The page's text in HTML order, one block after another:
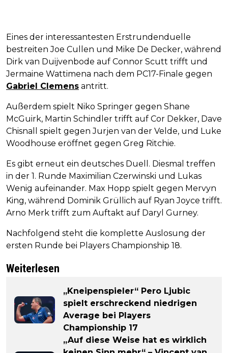
Eines der interessantesten Erstrundenduelle
bestreiten Joe Cullen und Mike De Decker, während
Dirk van Duijvenbode auf Connor Scutt trifft und
Jermaine Wattimena nach dem PC17-Finale gegen
Gabriel Clemens antritt.
Außerdem spielt Niko Springer gegen Shane
McGuirk, Martin Schindler trifft auf Cor Dekker, Dave
Chisnall spielt gegen Jurjen van der Velde, und Luke
Woodhouse eröffnet gegen Greg Ritchie.
Es gibt erneut ein deutsches Duell. Diesmal treffen
in der 1. Runde Maximilian Czerwinski und Lukas
Wenig aufeinander. Max Hopp spielt gegen Mervyn
King, während Dominik Grüllich auf Ryan Joyce trifft.
Arno Merk trifft zum Auftakt auf Daryl Gurney.
Nachfolgend steht die komplette Auslosung der
ersten Runde bei Players Championship 18.
Weiterlesen
„Kneipenspieler“ Pero Ljubic
spielt erschreckend niedrigen
Average bei Players
Championship 17
„Auf diese Weise hat es wirklich